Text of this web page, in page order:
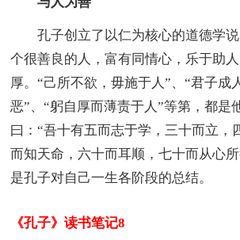
孔子创立了以仁为核心的道德学说
个很善良的人，富有同情心，乐于助
厚。“己所不欲，毋施于人”、“君子成
恶”、“躬自厚而薄责于人”等第，都是
曰：“吾十有五而志于学，三十而立，
而知天命，六十而耳顺，七十而从心
是孔子对自己一生各阶段的总结。
《孔子》读书笔记8